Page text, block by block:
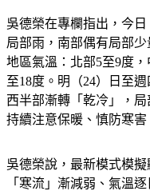
吳德榮在專欄指出，今
局部雨，南部偶有局部少
地區氣溫：北部5至9度
至18度。明（24）日至
西半部漸轉「乾冷」，局
吳德榮說，最新模式模